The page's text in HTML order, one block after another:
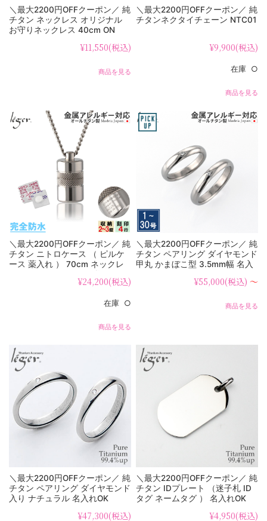
＼最大2200円OFFクーポン／ 純
チタン ネックレス オリジナル
お守りネックレス 40cm ON
¥11,550(税込)
商品を見る
＼最大2200円OFFクーポン／ 純
チタンネクタイチェーン NTC01
¥9,900(税込)
在庫 ○
商品を見る
＼最大2200円OFFクーポン／ 純
チタン ニトロケース （ ピルケ
ース 薬入れ ） 70cm ネックレ
¥24,200(税込)
在庫 ○
商品を見る
＼最大2200円OFFクーポン／ 純
チタン ペアリング ダイヤモンド
甲丸 かまぼこ型 3.5mm幅 名入
ング / 結婚指輪 ）¥55,000(税込) ～
商品を見る
＼最大2200円OFFクーポン／ 純
チタン ペアリング ダイヤモンド
入り ナチュラル 名入れOK
¥47,300(税込)
＼最大2200円OFFクーポン／ 純
チタン IDプレート （迷子札 ID
タグ ネームタグ ） 名入れOK
¥4,950(税込)